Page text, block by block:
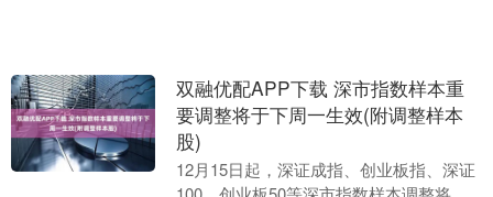
双融优配APP下载 深市指数样本重
要调整将于下周一生效(附调整样本
股)
12月15日起，深证成指、创业板指、深证